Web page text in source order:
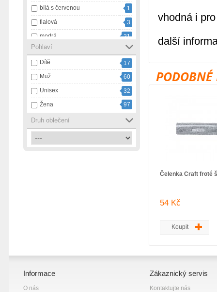
bílá s červenou
1
fialová
3
modrá
21
modrá s bílou
1
námořnický pruh
3
oranžová
9
růžová
13
smetanová
1
tmavě modrá
1
2
žlutá
Pohlaví
Dítě
17
Muž
60
Unisex
32
Žena
97
Druh oblečení
vhodná i
další
PODOBNÉ
Čelenka Craft froté
54 Kč
Koupit
Informace
O nás
Zákaznický servis
Kontaktujte nás